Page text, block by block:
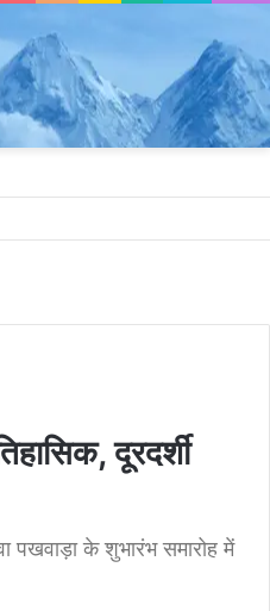
दूरदर्शी
पखवाड़ा के शुभारंभ समारोह में